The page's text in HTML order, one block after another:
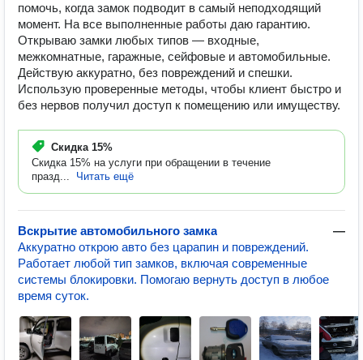
помочь, когда замок подводит в самый неподходящий
момент. На все выполненные работы даю гарантию.
Открываю замки любых типов — входные,
межкомнатные, гаражные, сейфовые и автомобильные.
Действую аккуратно, без повреждений и спешки.
Использую проверенные методы, чтобы клиент быстро и
без нервов получил доступ к помещению или имуществу.
Скидка 15%
Скидка 15% на услуги при обращении в течение
празд...
Читать ещё
Вскрытие автомобильного замка
—
Аккуратно открою авто без царапин и повреждений.
Работает любой тип замков, включая современные
системы блокировки. Помогаю вернуть доступ в любое
время суток.